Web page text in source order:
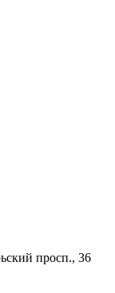
просп., 36